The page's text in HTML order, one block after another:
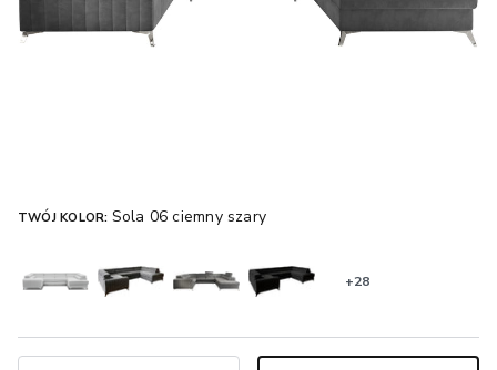
TWÓJ KOLOR: Sola 06 ciemny szary
+28